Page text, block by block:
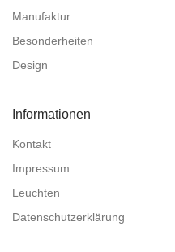
Manufaktur
Besonderheiten
Design
Informationen
Kontakt
Impressum
Leuchten
Datenschutzerklärung